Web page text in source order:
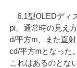
6.1型OLEDディ
pi。通常時の見え
d/平方m、また直
cd/平方mとなった
これはあるのとな